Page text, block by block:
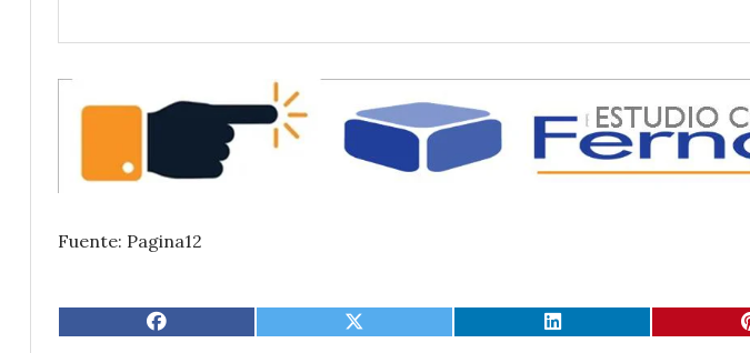
Fuente: Pagina12